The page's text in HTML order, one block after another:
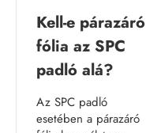
Kell-e párazáró
fólia az SPC
padló alá?
Az SPC padló
esetében a párazáró